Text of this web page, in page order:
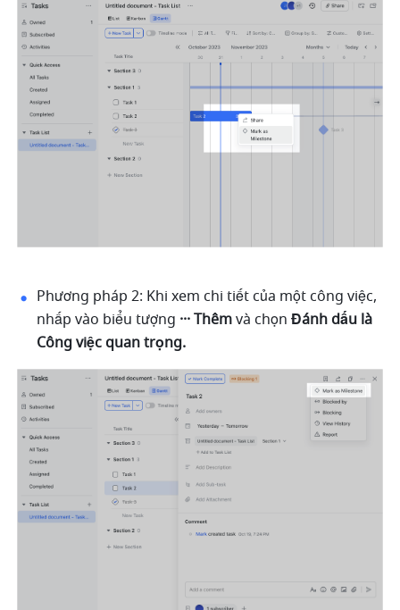
Phương pháp 2: Khi xem chi tiết của một công việc,
nhấp vào biểu tượng ··· Thêm và chọn Đánh dấu là
Công việc quan trọng.